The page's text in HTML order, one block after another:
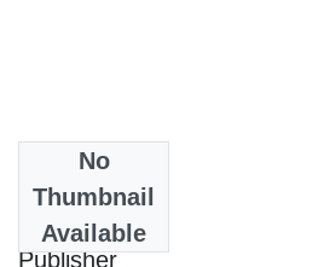
No
Thumbnail
Available
2015-06-01
Publisher